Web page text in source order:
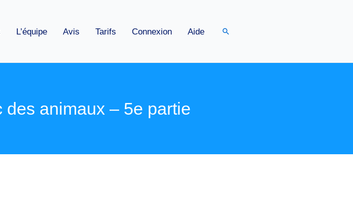
L’équipe Avis Tarifs Connexion Aide Rechercher
animaux – 5e partie